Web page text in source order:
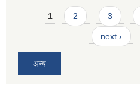
Pages
1 2 3
next ›
अन्य